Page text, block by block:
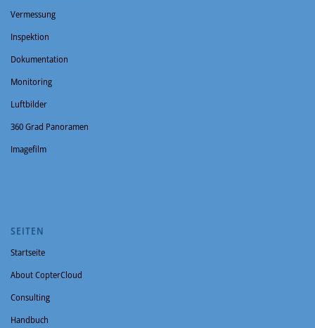
Vermessung
Inspektion
Dokumentation
Monitoring
Luftbilder
360 Grad Panoramen
Imagefilm
SEITEN
Startseite
About CopterCloud
Consulting
Handbuch